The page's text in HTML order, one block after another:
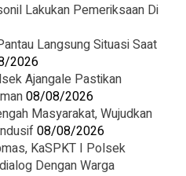
Lakukan Pemeriksaan Di
Langsung Situasi Saat
2026
Ajangale Pastikan
08/08/2026
Masyarakat, Wujudkan
08/08/2026
KaSPKT I Polsek
Dengan Warga